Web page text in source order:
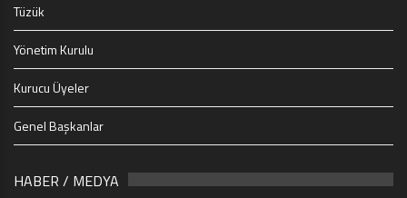
Tüzük
Yönetim Kurulu
Kurucu Üyeler
Genel Başkanlar
HABER / MEDYA